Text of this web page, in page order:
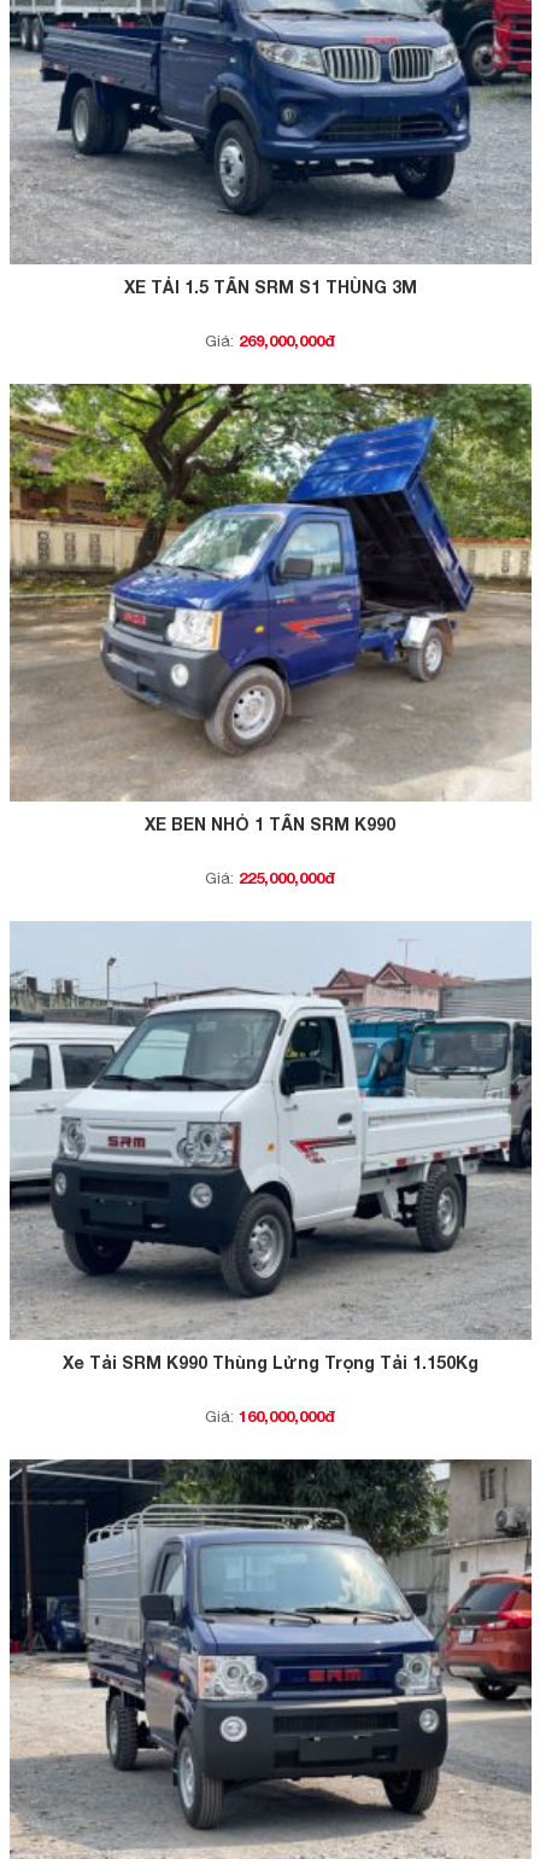
XE TẢI 1.5 TẤN SRM S1 THÙNG 3M
Giá: 269,000,000đ
XE BEN NHỎ 1 TẤN SRM K990
Giá: 225,000,000đ
Xe Tải SRM K990 Thùng Lửng Trọng Tải 1.150Kg
Giá: 160,000,000đ